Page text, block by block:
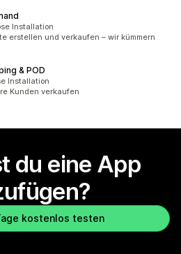
Installation
erstellen und verkaufen – wir kümmern
& POD
Installation
Kunden verkaufen
du eine App
kostenlos testen